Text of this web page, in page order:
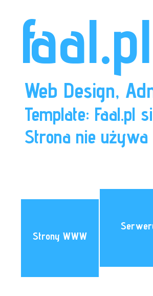
faal.pl
Web Design,
Template: Faal.pl
Strona nie używa
Strony WWW